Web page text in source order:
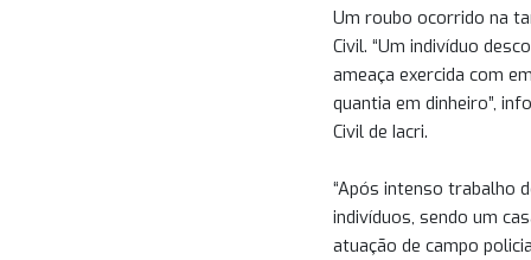
Um roubo ocorrido na
Civil. “Um indivíduo
ameaça exercida com
quantia em dinheiro”,
Civil de Iacri.
“Após intenso trabalho
indivíduos, sendo um
atuação de campo